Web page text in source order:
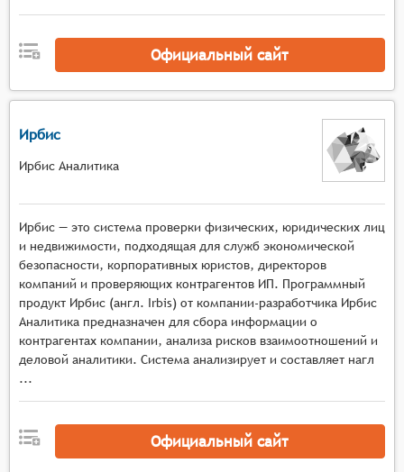
сокращает время на её получение.
Анализ данных: системы могут включать
функции для анализа собранных данных,
например, расчёт финансовых показателей,
оценка рисков сотрудничества, анализ связей и
аффилированности и т.п. Это помогает
информированные решения о выборе
предприятий для сотрудничества.
Обновление данных: системы должны
обеспечивать регулярное обновление данных о
предприятиях, чтобы информация была
актуальной и точной. Это важно для
поддержания достоверности и полезности базы
данных.
Официальный сайт
Ирбис
Ирбис Аналитика
Ирбис — это система проверки физических, юридических лиц
и недвижимости, подходящая для служб экономической
безопасности, корпоративных юристов, директоров
компаний и проверяющих контрагентов ИП. Программный
продукт Ирбис (англ. Irbis) от компании-разработчика Ирбис
Аналитика предназначен для сбора информации о
контрагентах компании, анализа рисков взаимоотношений и
деловой аналитики. Система анализирует и составляет нагл
...
Официальный сайт